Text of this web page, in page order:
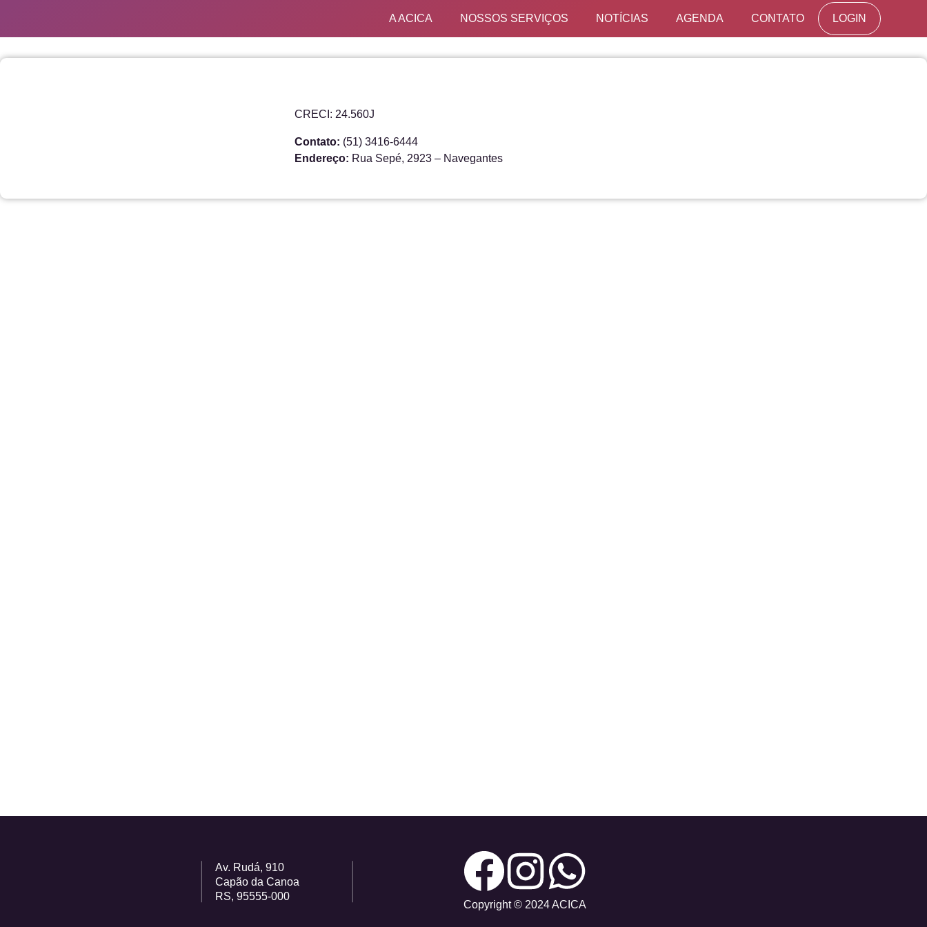
A ACICA NOSSOS SERVIÇOS NOTÍCIAS AGENDA CONTATO LOGIN
CRECI: 24.560J
Contato: (51) 3416-6444
Endereço: Rua Sepé, 2923 – Navegantes
Av. Rudá, 910
Capão da Canoa
RS, 95555-000
Copyright © 2024 ACICA